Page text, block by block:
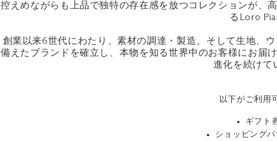
控えめながらも上品で独特の存在感を放つコレクションが、
るLoro
創業以来6世代にわたり、素材の調達・製造、そして生地、
備えたブランドを確立し、本物を知る世界中のお客様にお届
進化を続けて
以下がご利用
ギフト
ショッピング